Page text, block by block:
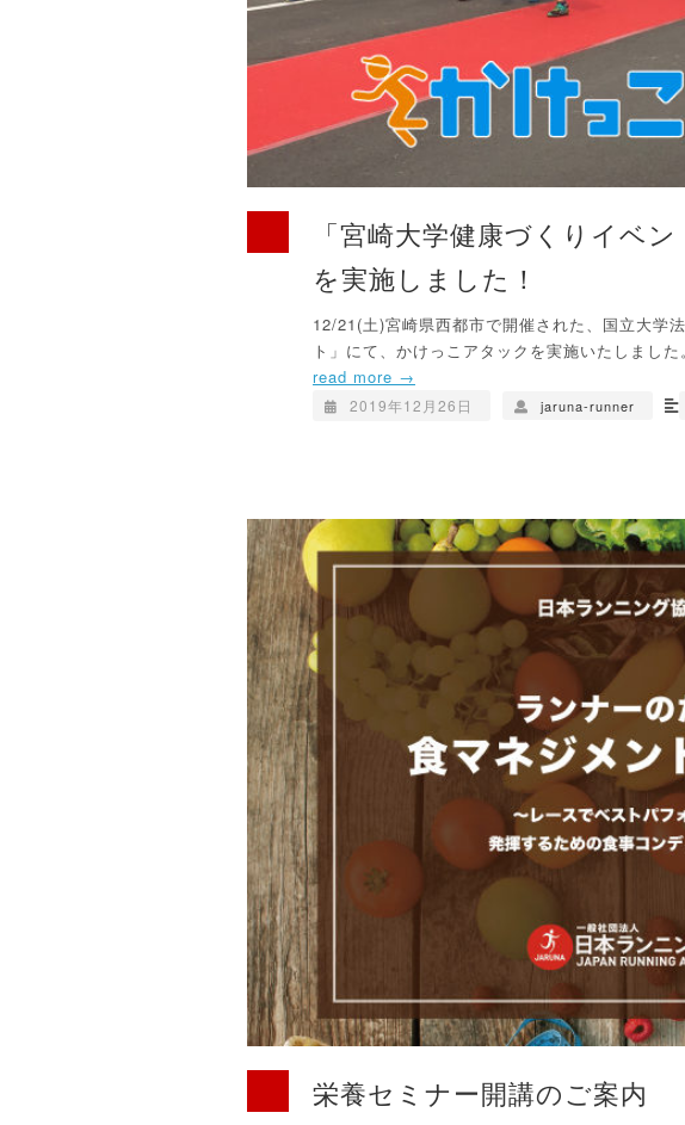
「宮崎大学健康づくりイベ
を実施しました！
12/21(土)宮崎県西都市で開催された、国立大学
ト」にて、かけっこアタックを実施いたしまし
read more →
2019年12月26日 jaruna-runner
栄養セミナー開講のご案内